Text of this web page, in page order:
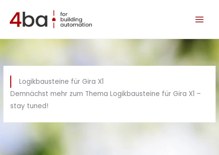
Inhalt
springen
Logikbausteine für Gira X1
Demnächst mehr zum Thema Logikbausteine für Gira X1 –
stay tuned!